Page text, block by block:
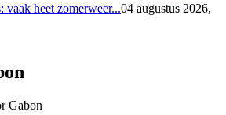
vaak heet zomerweer...04 augustus 2026,
Gabon